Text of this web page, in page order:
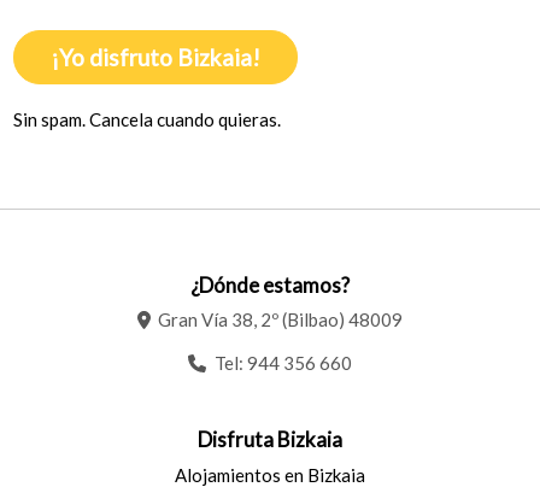
¡Yo disfruto Bizkaia!
Sin spam. Cancela cuando quieras.
¿Dónde estamos?
Gran Vía 38, 2º (Bilbao) 48009
Tel: 944 356 660
Disfruta Bizkaia
Alojamientos en Bizkaia